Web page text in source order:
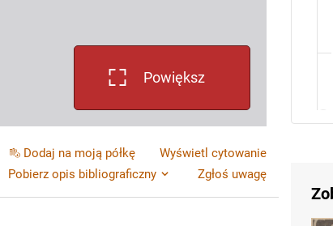
Powiększ
Dodaj na moją półkę
Wyświetl cytowanie
Pobierz opis bibliograficzny
Zgłoś uwagę